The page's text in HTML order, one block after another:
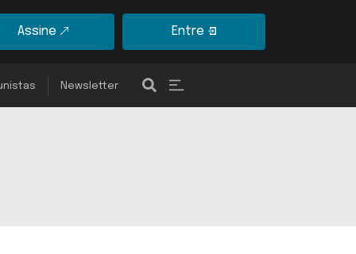
Assine Entre
Newsletter